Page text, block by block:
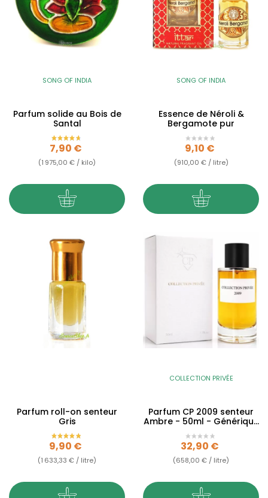
SONG OF INDIA
Parfum solide au Bois de
Santal
Prix
7,90 €
(1 975,00 € / kilo)
SONG OF INDIA
Essence de Néroli &
Bergamote pur
Prix
9,10 €
(910,00 € / litre)
Parfum roll-on senteur
Gris
Prix
9,90 €
(1 633,33 € / litre)
COLLECTION PRIVÉE
Parfum CP 2009 senteur
Ambre - 50ml - Générique
Prix
32,90 €
(658,00 € / litre)